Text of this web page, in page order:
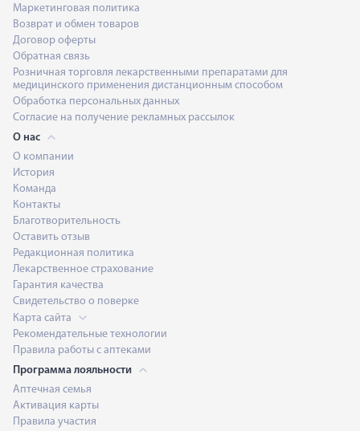
Маркетинговая политика
Возврат и обмен товаров
Договор оферты
Обратная связь
Розничная торговля лекарственными препаратами для
медицинского применения дистанционным способом
Обработка персональных данных
Согласие на получение рекламных рассылок
О нас
О компании
История
Команда
Контакты
Благотворительность
Оставить отзыв
Редакционная политика
Лекарственное страхование
Гарантия качества
Свидетельство о поверке
Карта сайта
Рекомендательные технологии
Правила работы с аптеками
Программа лояльности
Аптечная семья
Активация карты
Правила участия